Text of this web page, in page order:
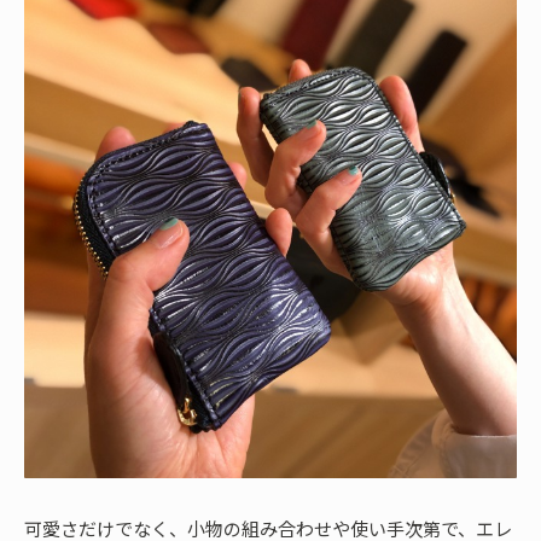
可愛さだけでなく、小物の組み合わせや使い手次第で、エレ